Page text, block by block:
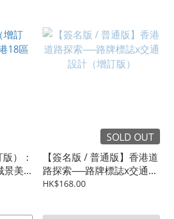
）：
景美
SOLD OUT
【簽名版 / 普通版】香港道
路探索──路牌標誌x交通設
計（增訂版）
HK$168.00